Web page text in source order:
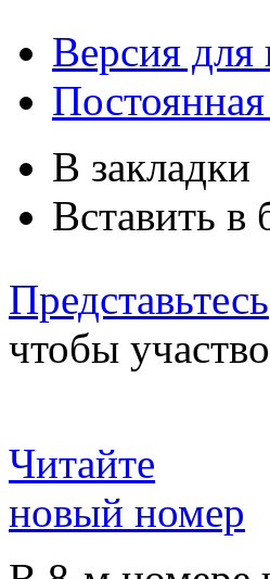
Версия для
В закладки
Вставить в
Представьтесь
чтобы
Читайте
новый номер